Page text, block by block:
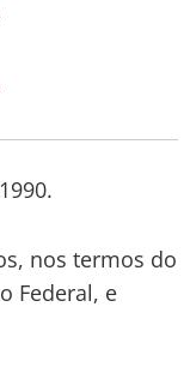
nos termos do
Federal, e